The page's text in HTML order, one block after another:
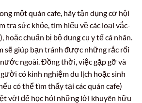
một quán cafe, hãy tận dụng cơ hội
tra sức khỏe, tìm hiểu về các loại vắc-
hoặc chuẩn bị bộ dụng cụ y tế cá nhân.
sẽ giúp bạn tránh được những rắc rối
ngoài. Đồng thời, việc gặp gỡ và
có kinh nghiệm du lịch hoặc sinh
có thể tìm thấy tại các quán cafe)
vời để học hỏi những lời khuyên hữu